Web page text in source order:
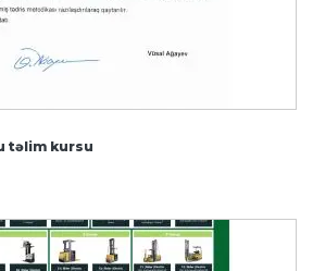
təlim kursu